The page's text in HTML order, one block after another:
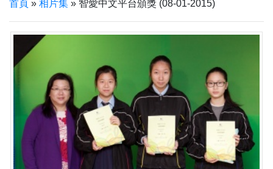
首頁 » 相片集 » 智愛中文平台頒獎 (08-01-2015)